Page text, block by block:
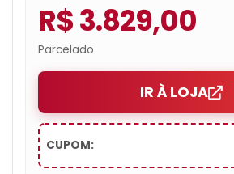
R$ 3.829,00
Parcelado
IR À LOJA
CUPOM: